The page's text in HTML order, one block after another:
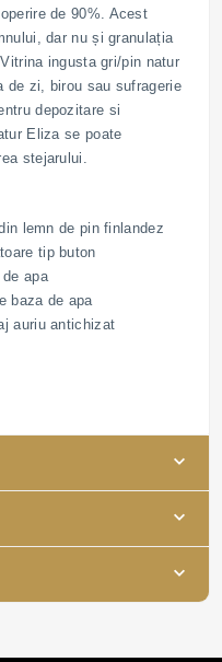
de 90%. Acest
dar nu și granulația
ingusta gri/pin natur
de zi, birou sau sufragerie
depozitare si
Eliza se poate
stejarului.
lemn de pin finlandez
tip buton
apa
baza de apa
auriu antichizat